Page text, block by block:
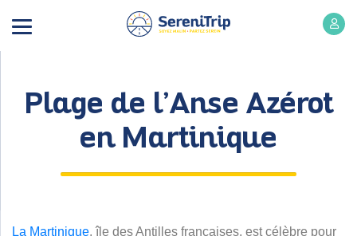
Plage de l’Anse Azérot
en Martinique
La Martinique, île des Antilles françaises, est célèbre pour